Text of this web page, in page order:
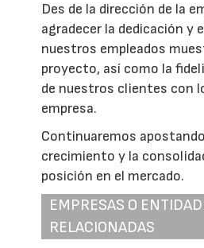
Des de la dirección de la
agradecer la dedicación y
nuestros empleados
proyecto, así como la
de nuestros clientes con
empresa.
Continuaremos
crecimiento y la
posición en el mercado.
EMPRESAS O
RELACIONADAS